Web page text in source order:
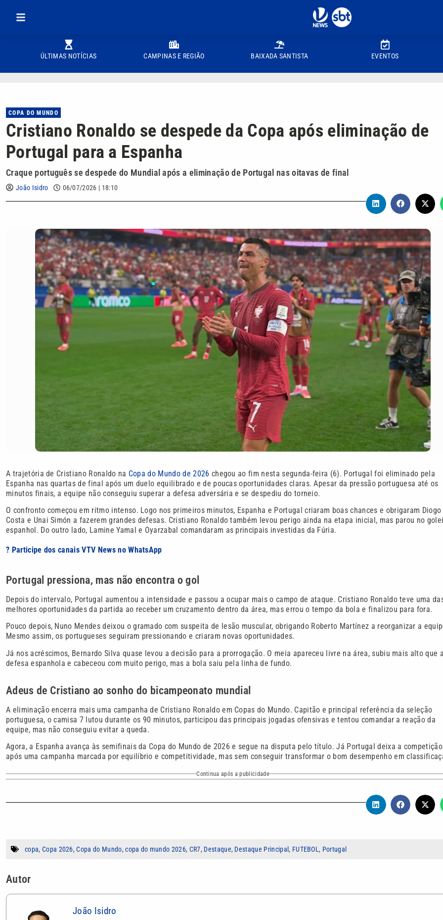
ÚLTIMAS NOTÍCIAS CAMPINAS E REGIÃO BAIXADA SANTISTA EVENTOS
COPA DO MUNDO
Cristiano Ronaldo se despede da Copa após eliminação de
Portugal para a Espanha
Craque português se despede do Mundial após a eliminação de Portugal nas oitavas de final
João Isidro 06/07/2026 | 18:10
A trajetória de Cristiano Ronaldo na Copa do Mundo de 2026 chegou ao fim nesta segunda-feira (6). Portugal foi eliminado pela
Espanha nas quartas de final após um duelo equilibrado e de poucas oportunidades claras. Apesar da pressão portuguesa até os
minutos finais, a equipe não conseguiu superar a defesa adversária e se despediu do torneio.
O confronto começou em ritmo intenso. Logo nos primeiros minutos, Espanha e Portugal criaram boas chances e obrigaram Diogo
Costa e Unai Simón a fazerem grandes defesas. Cristiano Ronaldo também levou perigo ainda na etapa inicial, mas parou no
espanhol. Do outro lado, Lamine Yamal e Oyarzabal comandaram as principais investidas da Fúria.
? Participe dos canais VTV News no WhatsApp
Portugal pressiona, mas não encontra o gol
Depois do intervalo, Portugal aumentou a intensidade e passou a ocupar mais o campo de ataque. Cristiano Ronaldo teve uma
melhores oportunidades da partida ao receber um cruzamento dentro da área, mas errou o tempo da bola e finalizou para fora.
Pouco depois, Nuno Mendes deixou o gramado com suspeita de lesão muscular, obrigando Roberto Martínez a reorganizar a
Mesmo assim, os portugueses seguiram pressionando e criaram novas oportunidades.
Já nos acréscimos, Bernardo Silva quase levou a decisão para a prorrogação. O meia apareceu livre na área, subiu mais alto que
defesa espanhola e cabeceou com muito perigo, mas a bola saiu pela linha de fundo.
Adeus de Cristiano ao sonho do bicampeonato mundial
A eliminação encerra mais uma campanha de Cristiano Ronaldo em Copas do Mundo. Capitão e principal referência da seleção
portuguesa, o camisa 7 lutou durante os 90 minutos, participou das principais jogadas ofensivas e tentou comandar a reação da
equipe, mas não conseguiu evitar a queda.
Agora, a Espanha avança às semifinais da Copa do Mundo de 2026 e segue na disputa pelo título. Já Portugal deixa a competição
após uma campanha marcada por equilíbrio e competitividade, mas sem conseguir transformar o bom desempenho em
Continua após a publicidade
copa, Copa 2026,Copa do Mundo,copa do mundo 2026, CR7, Destaque, Destaque Principal, FUTEBOL, Portugal
Autor
João Isidro